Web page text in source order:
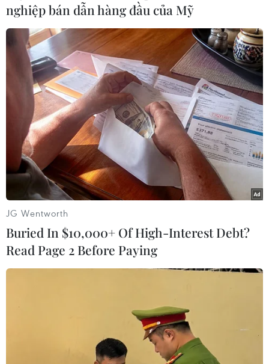
#Thiết bị viễn thông
#CFO Huawei bị bắt
#Mạnh Vãn Chu
#Tập đoàn công nghệ Trung Quốc
#Huawei
#Công dân Canada
#Michael Kovrig
Canada
nghiệp bán dẫn hàng đầu của Mỹ
JG Wentworth
Buried In $10,000+ Of High-Interest Debt?
Read Page 2 Before Paying